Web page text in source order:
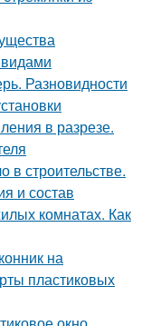
Разновидности
в разрезе.
в строительстве.
и состав
комнатах. Как
на
пластиковых